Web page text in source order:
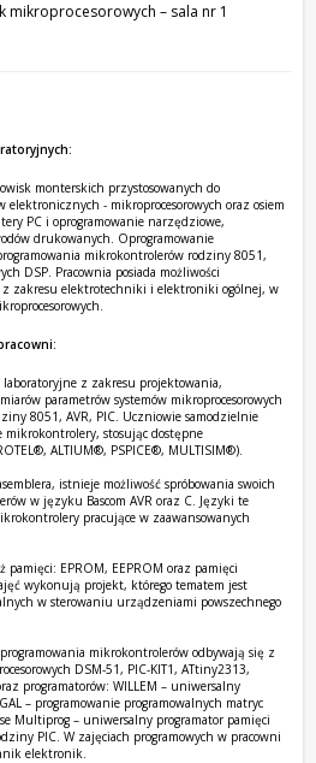
mikroprocesorowych – sala nr 1
monterskich przystosowanych do
elektronicznych - mikroprocesorowych oraz osiem
PC i oprogramowanie narzędziowe,
drukowanych. Oprogramowanie
mikrokontrolerów rodziny 8051,
DSP. Pracownia posiada możliwości
z zakresu elektrotechniki i elektroniki ogólnej, w
z zakresu projektowania,
parametrów systemów mikroprocesorowych
8051, AVR, PIC. Uczniowie samodzielnie
stosując dostępne
ALTIUM®, PSPICE®, MULTISIM®).
istnieje możliwość spróbowania swoich
w języku Bascom AVR oraz C. Języki te
pracujące w zaawansowanych
EPROM, EEPROM oraz pamięci
wykonują projekt, którego tematem jest
w sterowaniu urządzeniami powszechnego
mikrokontrolerów odbywają się z
DSM-51, PIC-KIT1, ATtiny2313,
programatorów: WILLEM – uniwersalny
– programowanie programowalnych matryc
Multiprog – uniwersalny programator pamięci
PIC. W zajęciach programowych w pracowni
elektronik.